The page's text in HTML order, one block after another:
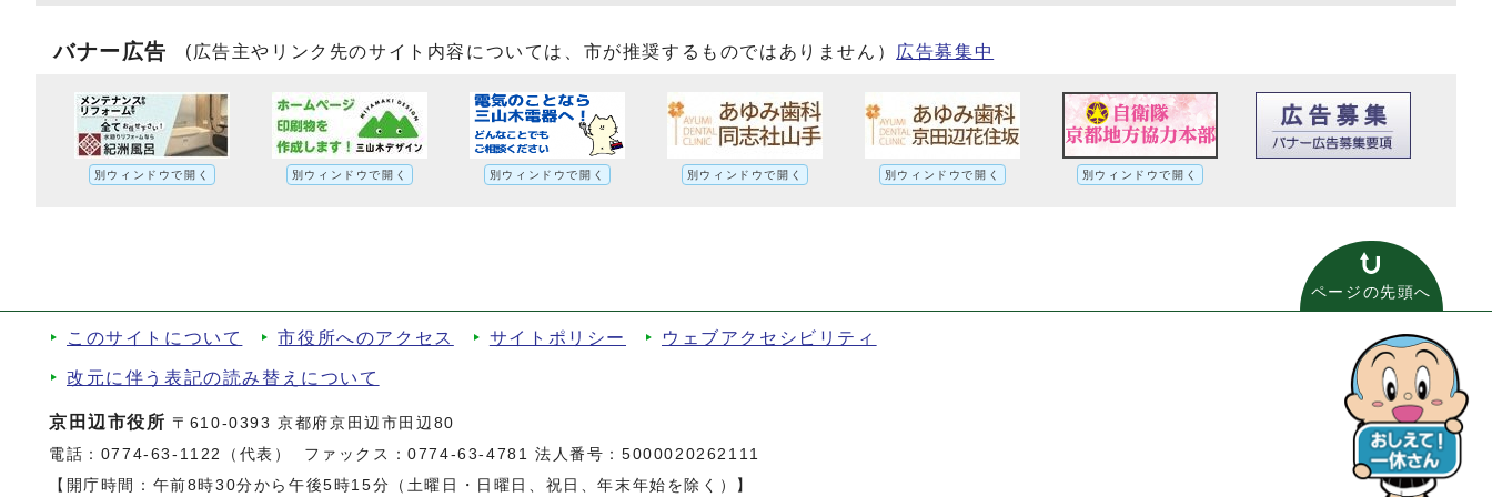
バナー広告 (広告主やリンク先のサイト内容については、市が推奨するものではありません） 広告募集中
別ウィンドウで開く 別ウィンドウで開く 別ウィンドウで開く 別ウィンドウで開く 別ウィンドウで開く 別ウィンドウで開く
ページの先頭へ
このサイトについて 市役所へのアクセス サイトポリシー ウェブアクセシビリティ
改元に伴う表記の読み替えについて
京田辺市役所 〒610-0393 京都府京田辺市田辺80
電話： 0774-63-1122（代表）
ファックス：0774-63-4781 法人番号：5000020262111
【開庁時間：午前8時30分から午後5時15分（土曜日・日曜日、祝日、年末年始を除く）】